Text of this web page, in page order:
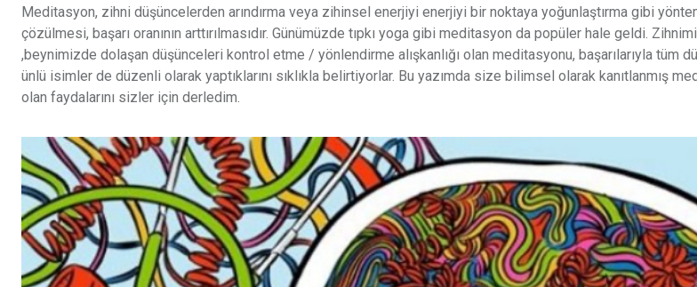
Meditasyon, zihni düşüncelerden arındırma veya zihinsel enerjiyi enerjiyi bir noktaya yoğunlaştırma gibi
çözülmesi, başarı oranının arttırılmasıdır. Günümüzde tıpkı yoga gibi meditasyon da popüler hale geldi.
,beynimizde dolaşan düşünceleri kontrol etme / yönlendirme alışkanlığı olan meditasyonu, başarılarıyla tüm
ünlü isimler de düzenli olarak yaptıklarını sıklıkla belirtiyorlar. Bu yazımda size bilimsel olarak kanıtlanmış
olan faydalarını sizler için derledim.